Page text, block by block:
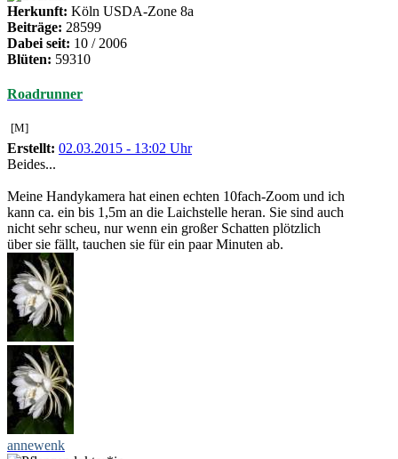
Herkunft: Köln USDA-Zone 8a
Beiträge: 28599
Dabei seit: 10 / 2006
Blüten: 59310
Roadrunner
[M]
Erstellt: 02.03.2015 - 13:02 Uhr
Beides...
Meine Handykamera hat einen echten 10fach-Zoom und ich
kann ca. ein bis 1,5m an die Laichstelle heran. Sie sind auch
nicht sehr scheu, nur wenn ein großer Schatten plötzlich
über sie fällt, tauchen sie für ein paar Minuten ab.
annewenk